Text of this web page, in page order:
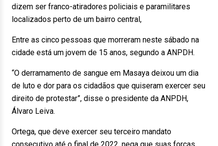
dizem ser franco-atiradores policiais e paramilitares
localizados perto de um bairro central,
Entre as cinco pessoas que morreram neste sábado na
cidade está um jovem de 15 anos, segundo a ANPDH.
“O derramamento de sangue em Masaya deixou um dia
de luto e dor para os cidadãos que quiseram exercer seu
direito de protestar”, disse o presidente da ANPDH,
Álvaro Leiva.
Ortega, que deve exercer seu terceiro mandato